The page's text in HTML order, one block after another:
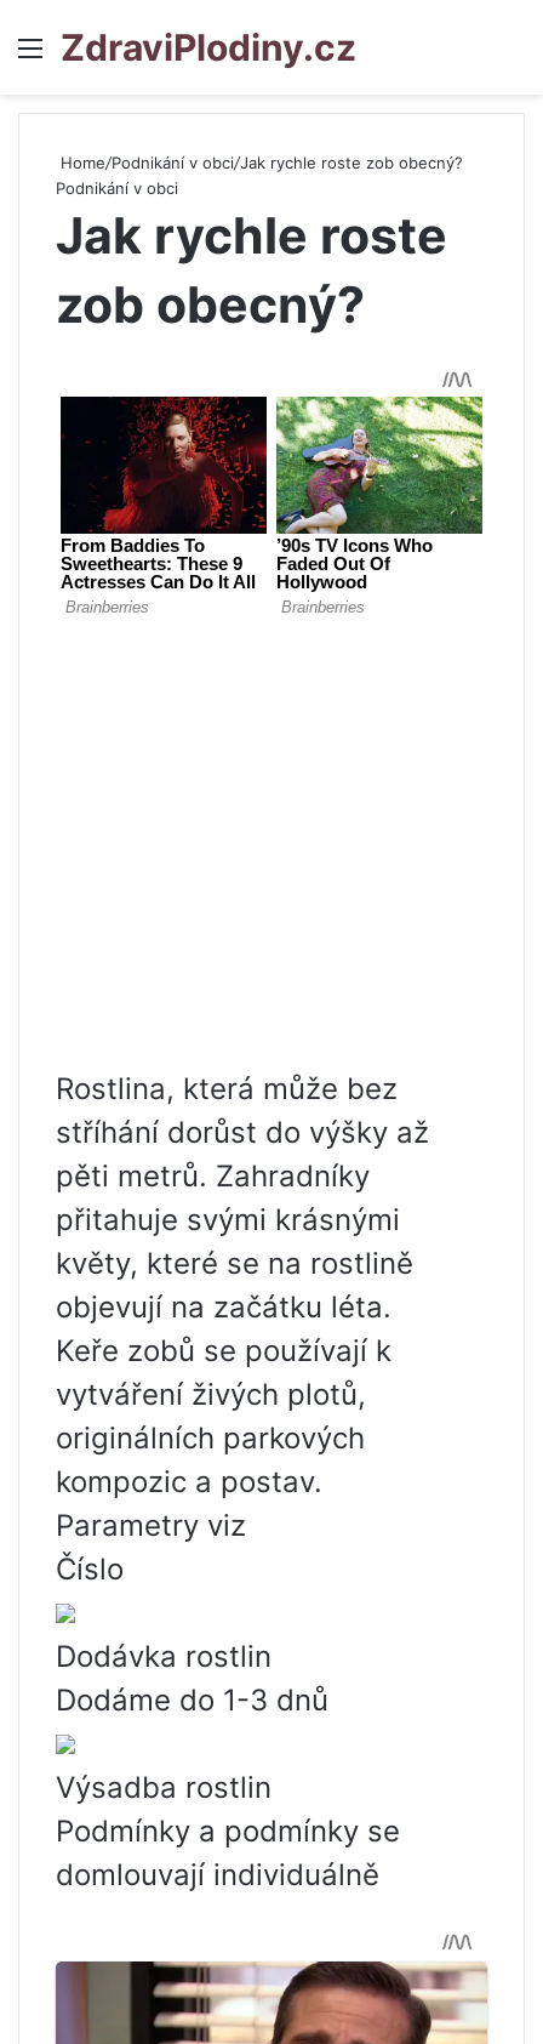
Menu
ZdraviPlodiny.cz
Home/Podnikání v obci/Jak rychle roste zob obecný?
Podnikání v obci
Jak rychle roste
zob obecný?
Rostlina, která může bez
stříhání dorůst do výšky až
pěti metrů. Zahradníky
přitahuje svými krásnými
květy, které se na rostlině
objevují na začátku léta.
Keře zobů se používají k
vytváření živých plotů,
originálních parkových
kompozic a postav.
Parametry viz
Číslo
Dodávka rostlin
Dodáme do 1-3 dnů
Výsadba rostlin
Podmínky a podmínky se
domlouvají individuálně